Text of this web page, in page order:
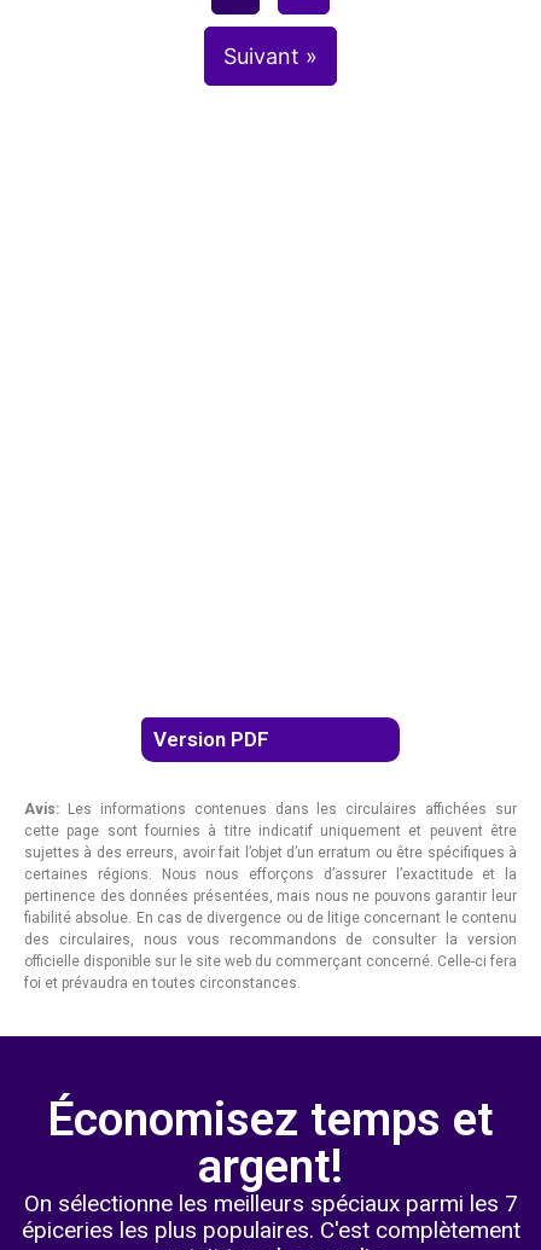
Suivant »
Version PDF
Avis: Les informations contenues dans les circulaires affichées sur
cette page sont fournies à titre indicatif uniquement et peuvent être
sujettes à des erreurs, avoir fait l’objet d’un erratum ou être spécifiques à
certaines régions. Nous nous efforçons d’assurer l’exactitude et la
pertinence des données présentées, mais nous ne pouvons garantir leur
fiabilité absolue. En cas de divergence ou de litige concernant le contenu
des circulaires, nous vous recommandons de consulter la version
officielle disponible sur le site web du commerçant concerné. Celle-ci fera
foi et prévaudra en toutes circonstances.
Économisez temps et
argent!
On sélectionne les meilleurs spéciaux parmi les 7
épiceries les plus populaires. C'est complètement